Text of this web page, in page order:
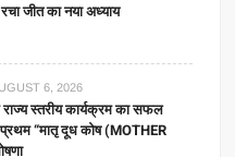
जीत का नया अध्याय
6, 2026
राज्य स्तरीय कार्यक्रम का सफल
“मातृ दूध कोष (MOTHER